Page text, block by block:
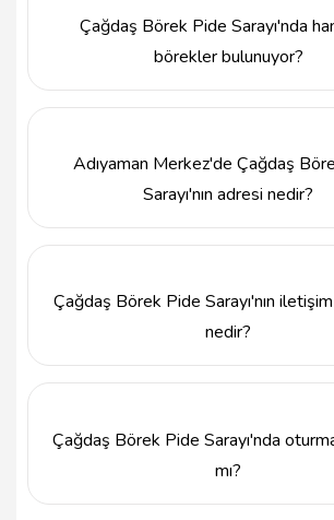
Çağdaş Börek Pide Sarayı'nda
börekler bulunuyor?
hazırlanan farklı lezzetler de
Adıyaman Merkez'de Çağdaş
Sarayı'nın adresi nedir?
Çağdaş Börek Pide Sarayı'nın iletişim
nedir?
Çağdaş Börek Pide Sarayı'nda
mı?